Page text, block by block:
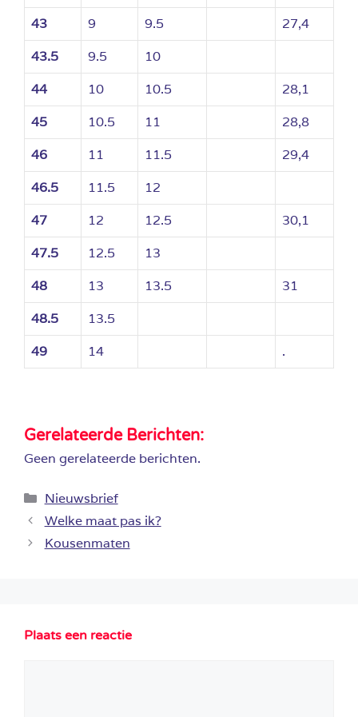
43
9 9.5
27,4
43.5
9.5
10
44
10 10.5
28,1
45
10.5 11
28,8
46
11 11.5
29,4
46.5
11.5
12
47
12 12.5
30,1
47.5
12.5
13
48
13 13.5
31
48.5
13.5
49
14 .
Gerelateerde Berichten:
Geen gerelateerde berichten.
Categorieën
Nieuwsbrief
Welke maat pas ik?
Kousenmaten
Plaats een reactie